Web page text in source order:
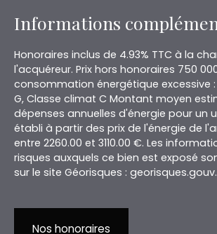
Informations
Honoraires inclus de 4.93% TTC à la
l'acquéreur. Prix hors honoraires 750
consommation énergétique excessive
G, Classe climat C Montant moyen
dépenses annuelles d'énergie pour un
établi à partir des prix de l'énergie de
entre 2260.00 et 3110.00 €. Les
risques auxquels ce bien est exposé
sur le site Géorisques :
Nos honoraires